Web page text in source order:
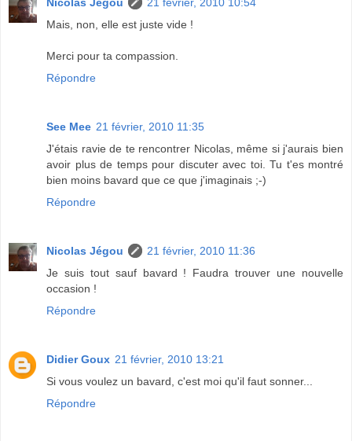
Mais, non, elle est juste vide !
Merci pour ta compassion.
Répondre
See Mee 21 février, 2010 11:35
J'étais ravie de te rencontrer Nicolas, même si j'aurais bien
avoir plus de temps pour discuter avec toi. Tu t'es montré
bien moins bavard que ce que j'imaginais ;-)
Répondre
Nicolas Jégou
21 février, 2010 11:36
Je suis tout sauf bavard ! Faudra trouver une nouvelle
occasion !
Répondre
Didier Goux 21 février, 2010 13:21
Si vous voulez un bavard, c'est moi qu'il faut sonner...
Répondre